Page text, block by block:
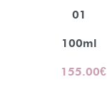
01
100ml
155.00€